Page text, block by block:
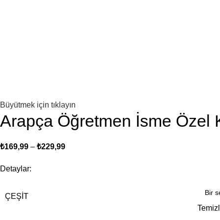
Büyütmek için tıklayın
Arapça Öğretmen İsme Özel
₺169,99 – ₺229,99
Detaylar:
ÇEŞIT